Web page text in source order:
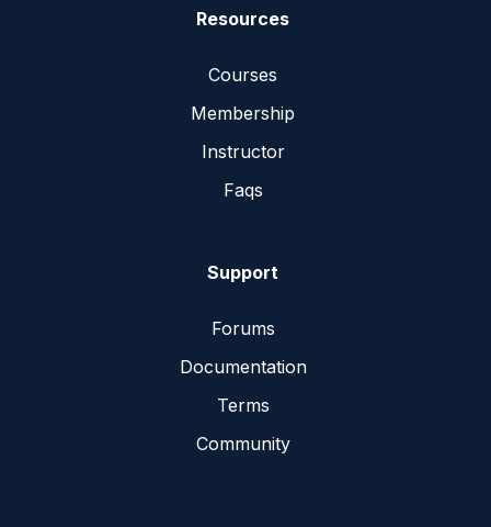
Resources
Courses
Membership
Instructor
Faqs
Support
Forums
Documentation
Terms
Community